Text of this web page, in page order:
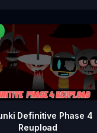
Definitive Phase 4
Reupload